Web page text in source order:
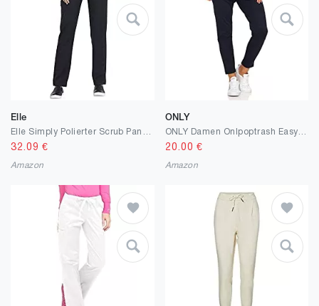
Elle
32.09 €
Amazon
ONLY
20.00 €
Amazon